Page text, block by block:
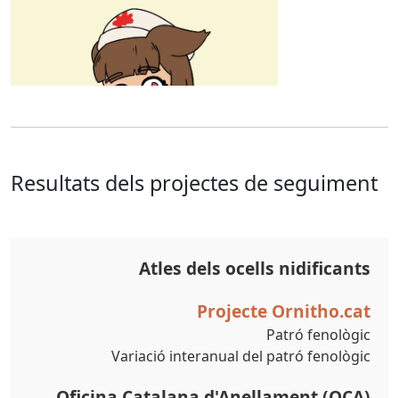
Resultats dels projectes de seguiment
Atles dels ocells nidificants
Projecte Ornitho.cat
Patró fenològic
Variació interanual del patró fenològic